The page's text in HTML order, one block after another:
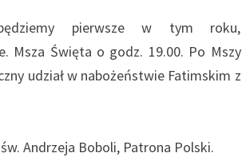
pierwsze w tym roku,
Msza Święta o godz. 19.00. Po Mszy
udział w nabożeństwie Fatimskim z
Andrzeja Boboli, Patrona Polski.